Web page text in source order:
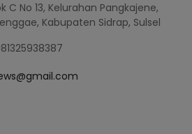
C No 13, Kelurahan Pangkajene,
Kabupaten Sidrap, Sulsel